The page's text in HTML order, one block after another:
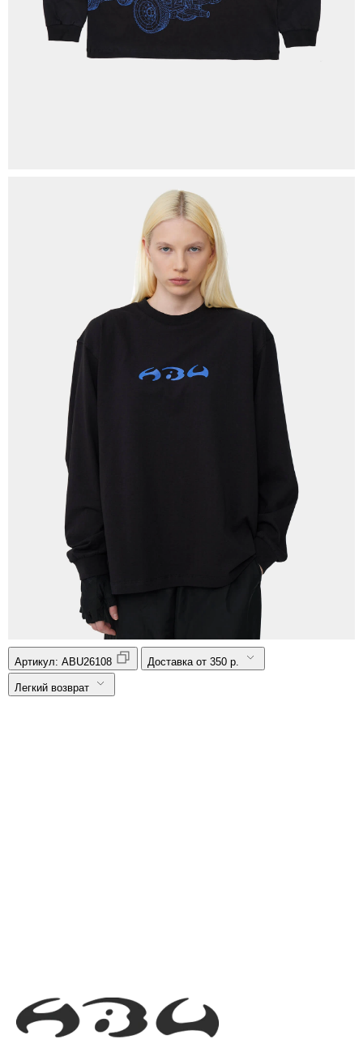
Артикул: ABU26108 Доставка от 350 р.
Легкий возврат